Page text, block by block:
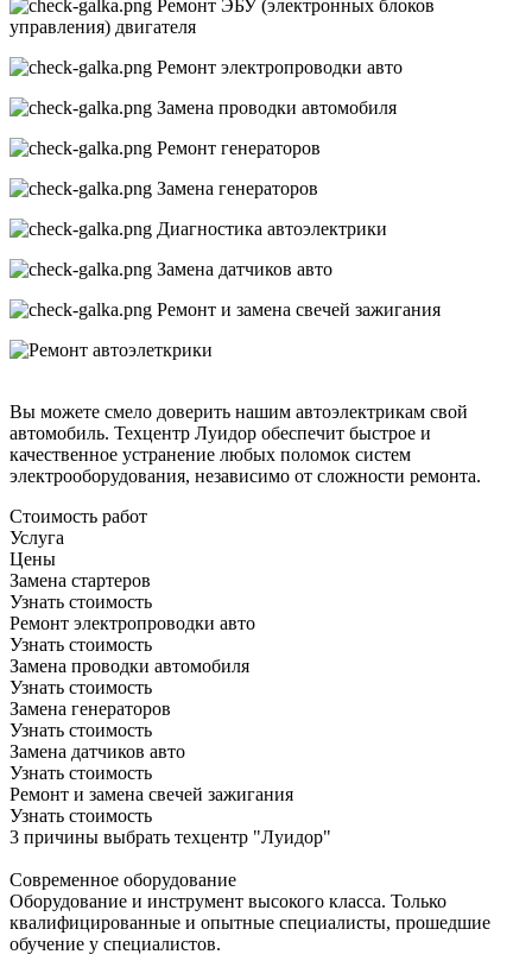
Ремонт ЭБУ (электронных блоков
управления) двигателя
Ремонт электропроводки авто
Замена проводки автомобиля
Ремонт генераторов
Замена генераторов
Диагностика автоэлектрики
Замена датчиков авто
Ремонт и замена свечей зажигания
Вы можете смело доверить нашим автоэлектрикам свой
автомобиль. Техцентр Луидор обеспечит быстрое и
качественное устранение любых поломок систем
электрооборудования, независимо от сложности ремонта.
Стоимость работ
Услуга
Цены
Замена стартеров
Узнать стоимость
Ремонт электропроводки авто
Узнать стоимость
Замена проводки автомобиля
Узнать стоимость
Замена генераторов
Узнать стоимость
Замена датчиков авто
Узнать стоимость
Ремонт и замена свечей зажигания
Узнать стоимость
3 причины выбрать техцентр "Луидор"
Современное оборудование
Оборудование и инструмент высокого класса. Только
квалифицированные и опытные специалисты, прошедшие
обучение у специалистов.